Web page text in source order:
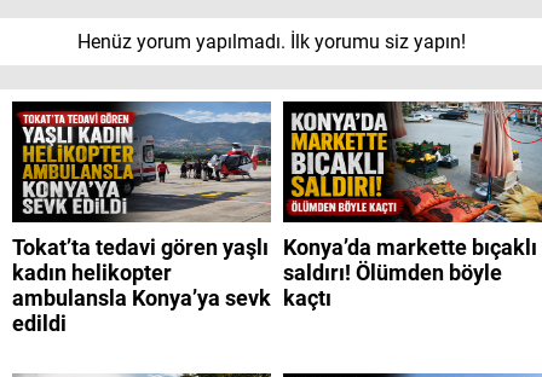
Henüz yorum yapılmadı. İlk yorumu siz yapın!
Tokat’ta tedavi gören yaşlı
kadın helikopter
ambulansla Konya’ya sevk
edildi
Konya’da markette bıçaklı
saldırı! Ölümden böyle
kaçtı